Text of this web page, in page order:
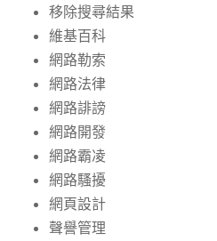
移除搜尋結果
維基百科
網路勒索
網路法律
網路誹謗
網路開發
網路霸凌
網路騷擾
網頁設計
聲譽管理